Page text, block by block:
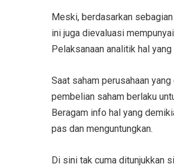
Meski, berdasarkan
ini juga dievaluasi
Pelaksanaan analitik hal
Saat saham perusahaan
pembelian saham berlaku
Beragam info hal yang
pas dan menguntungkan.
Di sini tak cuma ditunjukkan